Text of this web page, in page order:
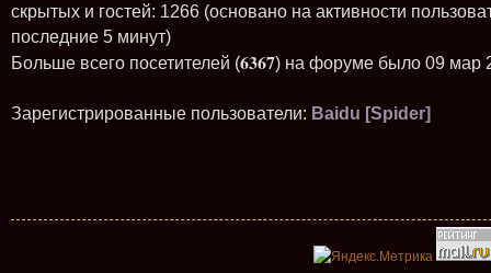
скрытых и гостей: 1266 (основано на активности
последние 5 минут)
Больше всего посетителей (6367) на форуме было 09 мар
Зарегистрированные пользователи: Baidu [Spider]